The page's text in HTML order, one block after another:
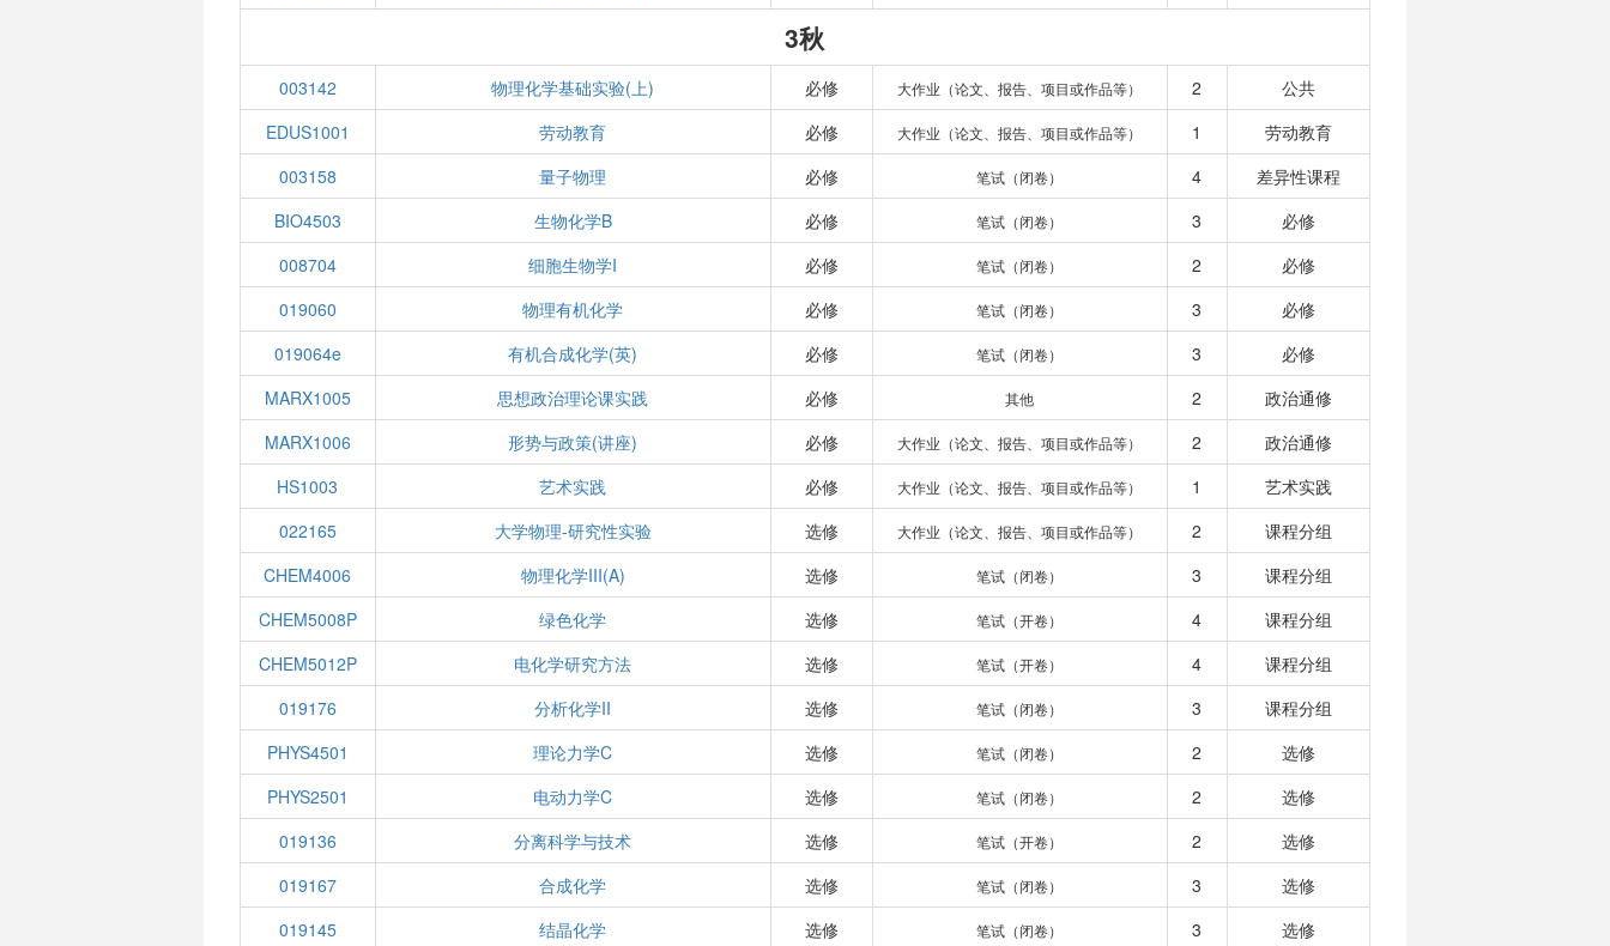
3秋
003142 物理化学基础实验(上) 必修 大作业（论文、报告、项目或作品等） 2
公共
EDUS1001
劳动教育 必修 大作业（论文、报告、项目或作品等） 1
劳动教育
003158
量子物理 必修 笔试（闭卷） 4
差异性课程
BIO4503
生物化学B 必修 笔试（闭卷） 3
必修
008704
细胞生物学I 必修 笔试（闭卷） 2
必修
019060
物理有机化学 必修 笔试（闭卷） 3
必修
019064e
有机合成化学(英) 必修 笔试（闭卷） 3
必修
MARX1005
思想政治理论课实践 必修 其他 2
政治通修
MARX1006
形势与政策(讲座) 必修 大作业（论文、报告、项目或作品等） 2
政治通修
HS1003
艺术实践 必修 大作业（论文、报告、项目或作品等） 1
艺术实践
022165
大学物理-研究性实验 选修 大作业（论文、报告、项目或作品等） 2
课程分组
CHEM4006
物理化学III(A) 选修 笔试（闭卷） 3
课程分组
CHEM5008P
绿色化学 选修 笔试（开卷） 4
课程分组
CHEM5012P
电化学研究方法 选修 笔试（开卷） 4
课程分组
019176
分析化学II 选修 笔试（闭卷） 3
课程分组
PHYS4501
理论力学C 选修 笔试（闭卷） 2
选修
PHYS2501
电动力学C 选修 笔试（闭卷） 2
选修
019136
分离科学与技术 选修 笔试（开卷） 2
选修
019167
合成化学 选修 笔试（闭卷） 3
选修
019145
结晶化学 选修 笔试（闭卷） 3
选修